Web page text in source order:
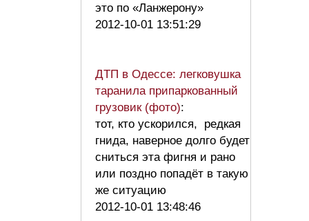
это по «Ланжерону»
2012-10-01 13:51:29
ДТП в Одессе: легковушка
таранила припаркованный
грузовик (фото):
тот, кто ускорился, редкая
гнида, наверное долго будет
сниться эта фигня и рано
или поздно попадёт в такую
же ситуацию
2012-10-01 13:48:46